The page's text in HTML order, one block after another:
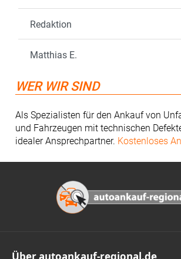
Redaktion
Matthias E.
WER WIR SIND
Als Spezialisten für den Ankauf von
und Fahrzeugen mit technischen
idealer Ansprechpartner. Kostenloses
Über autoankauf-regional.de